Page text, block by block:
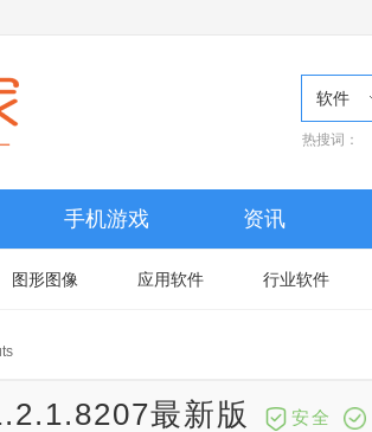
软件
热搜词：
手机游戏 资讯
图形图像 应用软件 行业软件
最新版 安全